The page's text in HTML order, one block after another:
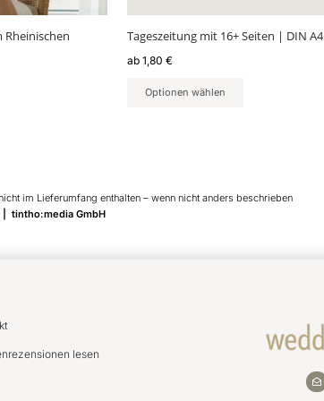
Rheinischen
Tageszeitung mit 16+ Seiten | DIN A4
ab 1,80 €
Optionen wählen
werden
im Lieferumfang enthalten – wenn nicht anders beschrieben
tintho:media GmbH
lesen